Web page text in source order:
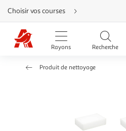
Aller
directement
au
contenu
Aller
directement
Aller
Choisir vos courses
Rayons Recherche
Produit de nettoyage